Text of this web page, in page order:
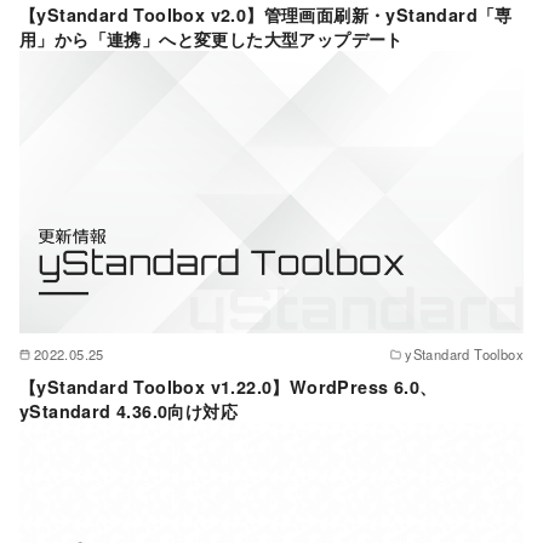
【yStandard Toolbox v2.0】管理画面刷新・yStandard「専
用」から「連携」へと変更した大型アップデート
2022.05.25 yStandard Toolbox
【yStandard Toolbox v1.22.0】WordPress 6.0、
yStandard 4.36.0向け対応